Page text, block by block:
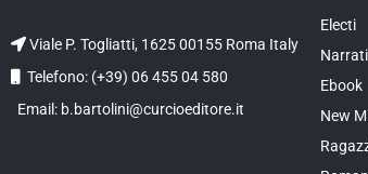
Viale P. Togliatti, 1625 00155 Roma Italy
Telefono: (+39) 06 455 04 580
Email: b.bartolini@curcioeditore.it
Electi
Ebook
New